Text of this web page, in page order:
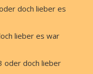
doch lieber es
lieber es war
oder doch lieber